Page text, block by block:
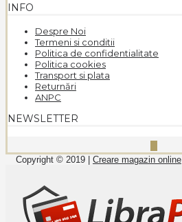
INFO
Despre Noi
Termeni si conditii
Politica de confidentialitate
Politica cookies
Transport si plata
Returnări
ANPC
NEWSLETTER
Copyright © 2019 | Creare magazin online